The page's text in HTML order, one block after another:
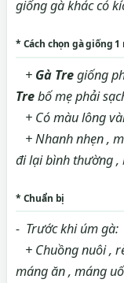
giống gà khác có
* Cách chọn gà giống
+ Gà Tregiống
Trebố mẹ phải
+ Có màu lông
+ Nhanh nhẹn ,
đi lại bình thường ,
* Chuẩn bị
- Trước khi úm gà:
+ Chuồng nuôi ,
máng ăn , máng